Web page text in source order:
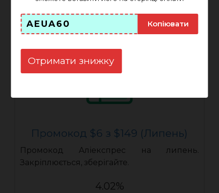
Промокод $6 з $149 (Липень)
Промокод Аліекспрес на липень.
Закріплюється, зберігайте.
4.02%
AEUA60 Копіювати
Отримати знижку